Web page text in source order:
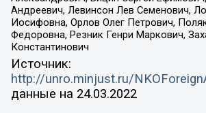
Андреевич, Левинсон Лев Семенович,
Иосифовна, Орлов Олег Петрович,
Федоровна, Резник Генри Маркович,
Константинович
Источник:
http://unro.minjust.ru/
данные на 24.03.2022